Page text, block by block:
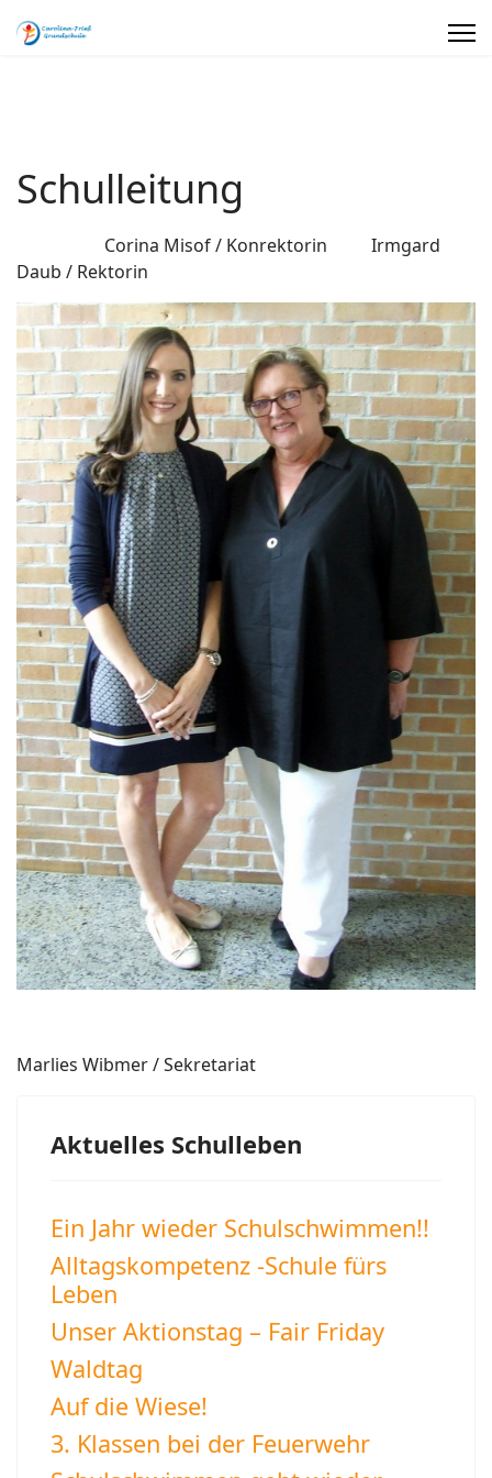
Schulleitung
Corina Misof / Konrektorin Irmgard
Daub / Rektorin
Marlies Wibmer / Sekretariat
Aktuelles Schulleben
Ein Jahr wieder Schulschwimmen!!
Alltagskompetenz -Schule fürs
Leben
Unser Aktionstag – Fair Friday
Waldtag
Auf die Wiese!
3. Klassen bei der Feuerwehr